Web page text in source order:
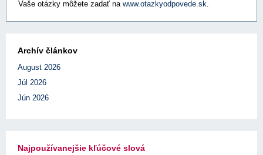
Vaše otázky môžete zadať na www.otazkyodpovede.sk
Archív článkov
August 2026
Júl 2026
Jún 2026
Najpoužívanejšie kľúčové slová